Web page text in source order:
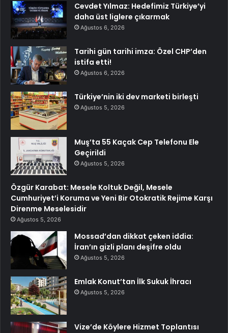
Cevdet Yılmaz: Hedefimiz Türkiye’yi
daha üst liglere çıkarmak
Ağustos 6, 2026
Tarihi gün tarihi imza: Özel CHP’den
istifa etti!
Ağustos 6, 2026
Türkiye’nin iki dev marketi birleşti
Ağustos 5, 2026
Muş’ta 55 Kaçak Cep Telefonu Ele
Geçirildi
Ağustos 5, 2026
Özgür Karabat: Mesele Koltuk Değil, Mesele
Cumhuriyet’i Koruma ve Yeni Bir Otokratik Rejime Karşı
Direnme Meselesidir
Ağustos 5, 2026
Mossad’dan dikkat çeken iddia:
İran’ın gizli planı deşifre oldu
Ağustos 5, 2026
Emlak Konut’tan İlk Sukuk İhracı
Ağustos 5, 2026
Vize’de Köylere Hizmet Toplantısı